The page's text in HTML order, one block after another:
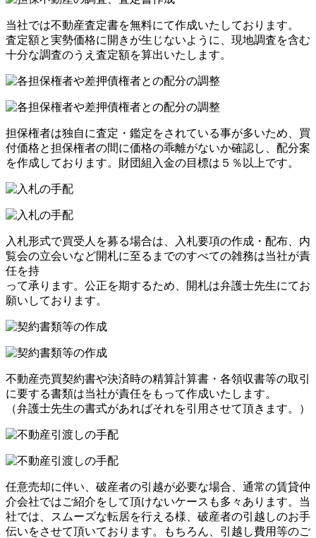
当社では不動産査定書を無料にて作成いたしております。
査定額と実勢価格に開きが生じないように、現地調査を含む
十分な調査のうえ査定額を算出いたします。
担保権者は独自に査定・鑑定をされている事が多いため、買
付価格と担保権者の間に価格の乖離がないか確認し、配分案
を作成しております。財団組入金の目標は５％以上です。
入札形式で買受人を募る場合は、入札要項の作成・配布、内
覧会の立会いなど開札に至るまでのすべての雑務は当社が責
任を持
って承ります。公正を期するため、開札は弁護士先生にてお
願いしております。
不動産売買契約書や決済時の精算計算書・各領収書等の取引
に要する書類は当社が責任をもって作成いたします。
（弁護士先生の書式があればそれを引用させて頂きます。）
任意売却に伴い、破産者の引越が必要な場合、通常の賃貸仲
介会社ではご紹介をして頂けないケースも多々あります。当
社では、スムーズな転居を行える様、破産者の引越しのお手
伝いをさせて頂いております。もちろん、引越し費用等のご